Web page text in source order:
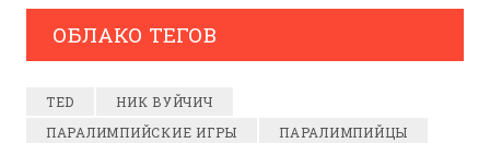
ОБЛАКО ТЕГОВ
TED
НИК ВУЙЧИЧ
ПАРАЛИМПИЙСКИЕ ИГРЫ
ПАРАЛИМПИЙЦЫ